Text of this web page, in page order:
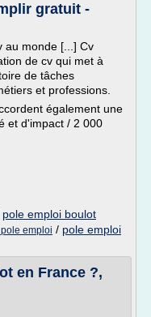
gratuit -
au monde [...] Cv
de cv qui met à
de tâches
et professions.
également une
et d'impact / 2 000
pole emploi boulot
emploi / pole emploi
en France ?,